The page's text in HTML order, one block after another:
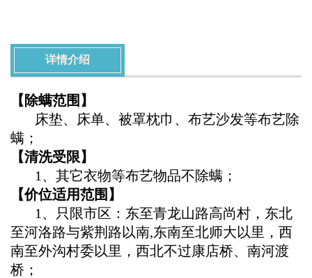
详情介绍
【除螨范围】
床垫、床单、被罩枕巾、布艺沙发等布艺除
螨；
【清洗受限】
1、其它衣物等布艺物品不除螨；
【价位适用范围】
1、只限市区：东至青龙山路高尚村，东北
至河洛路与紫荆路以南,东南至北师大以里，西
南至外沟村委以里，西北不过康店桥、南河渡
桥；